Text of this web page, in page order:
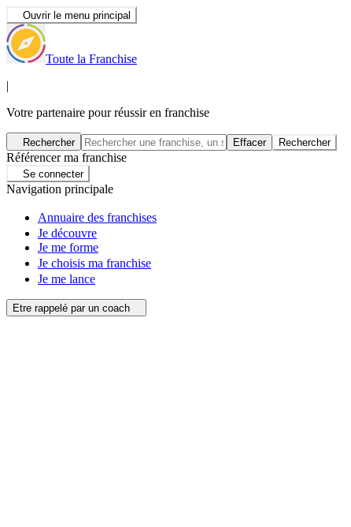
Ouvrir le menu principal
Toute la Franchise
|
Votre partenaire pour réussir en franchise
Rechercher Effacer Rechercher
Référencer ma franchise
Se connecter
Navigation principale
Annuaire des franchises
Je découvre
Je me forme
Je choisis ma franchise
Je me lance
Etre rappelé par un coach